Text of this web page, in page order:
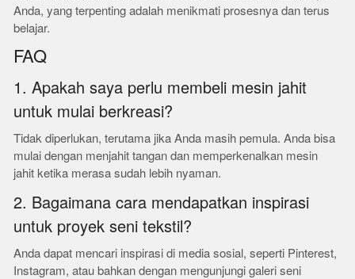
Anda, yang terpenting adalah menikmati prosesnya dan terus
belajar.
FAQ
1. Apakah saya perlu membeli mesin jahit
untuk mulai berkreasi?
Tidak diperlukan, terutama jika Anda masih pemula. Anda bisa
mulai dengan menjahit tangan dan memperkenalkan mesin
jahit ketika merasa sudah lebih nyaman.
2. Bagaimana cara mendapatkan inspirasi
untuk proyek seni tekstil?
Anda dapat mencari inspirasi di media sosial, seperti Pinterest,
Instagram, atau bahkan dengan mengunjungi galeri seni